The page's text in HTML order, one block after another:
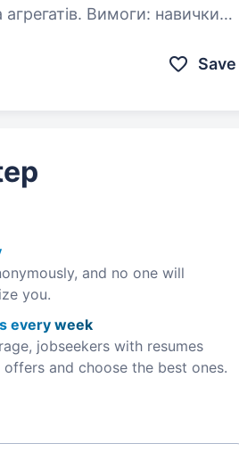
навички
Save
and no one will
you.
every week
jobseekers with resumes
offers and choose the best ones.